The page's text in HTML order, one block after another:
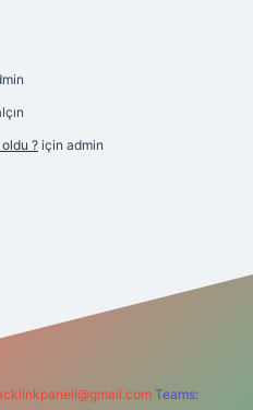
? için admin
Teams: